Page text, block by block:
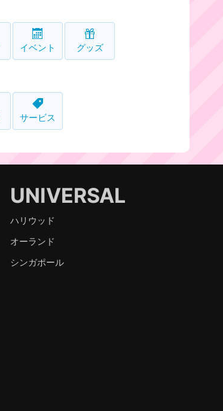
イベント グッズ
サービス
UNIVERSAL
ハリウッド
オーランド
シンガポール